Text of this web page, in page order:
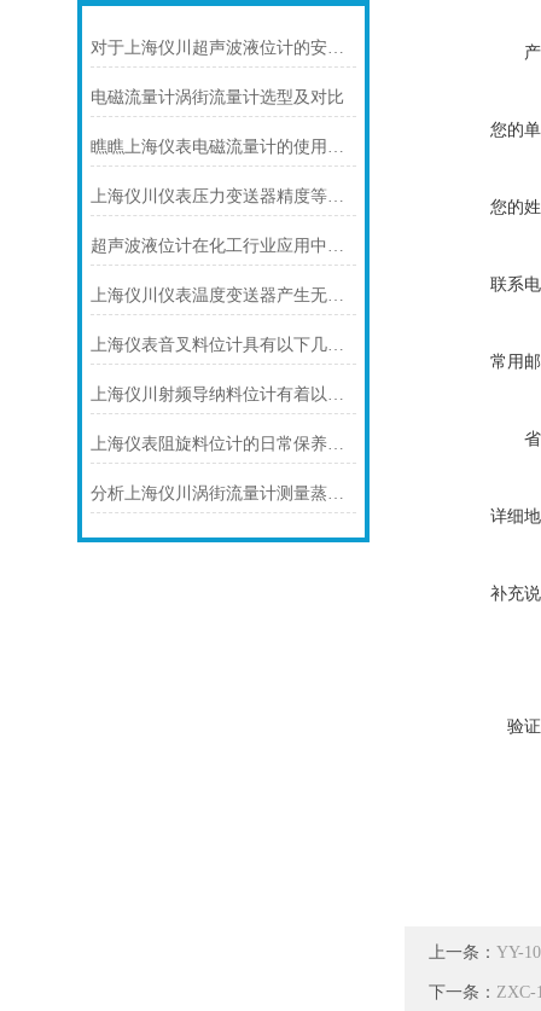
对于上海仪川超声波液位计的安装原理你可知晓！
电磁流量计涡街流量计选型及对比
瞧瞧上海仪表电磁流量计的使用注意事项
上海仪川仪表压力变送器精度等级的划分方法
超声波液位计在化工行业应用中碰到的常见问题及解决方案
上海仪川仪表温度变送器产生无输出的原因及解决方法
上海仪表音叉料位计具有以下几个主要的用途
上海仪川射频导纳料位计有着以下几大技术特点
上海仪表阻旋料位计的日常保养注意事项如下
分析上海仪川涡街流量计测量蒸汽的三种方式
您的
您的
联系
常用
详细
补充
验
上一条： YY-
下一条： ZXC-